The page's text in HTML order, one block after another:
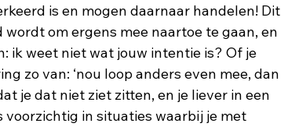
is en mogen daarnaar handelen! Dit
om ergens mee naartoe te gaan, en
ik weet niet wat jouw intentie is? Of je
zo van: ‘nou loop anders even mee, dan
je dat niet ziet zitten, en je liever in een
in situaties waarbij je met